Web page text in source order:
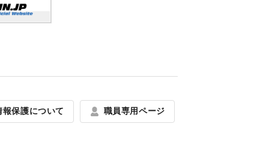
報保護について 職員専用ページ